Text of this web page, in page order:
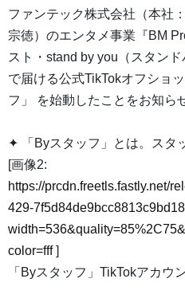
ファンテック株式会社（本社
宗徳）のエンタメ事業『BM
スト・stand by you（スタン
で届ける公式TikTokオフショ
フ」 を始動したことをお知ら
✦ 「Byスタッフ」とは。スタ
[画像2:
https://prcdn.freetls.fastly.net/
429-
color=fff]
「Byスタッフ」TikTokアカウ